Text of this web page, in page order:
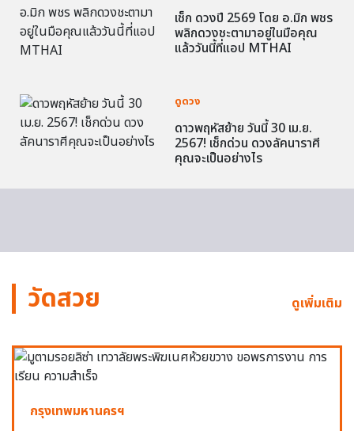
เช็ก ดวงปี 2569 โดย อ.มิก พชร
พลิกดวงชะตามาอยู่ในมือคุณ
แล้ววันนี้ที่แอป MTHAI
ดูดวง
ดาวพฤหัสย้าย วันนี้ 30 เม.ย.
2567! เช็กด่วน ดวงลัคนาราศี
คุณจะเป็นอย่างไร
วัดสวย ดูเพิ่มเติม
กรุงเทพมหานครฯ